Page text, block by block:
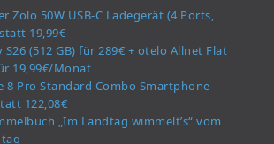
Zolo 50W USB-C Ladegerät (4 Ports,
19,99€
S26 (512 GB) für 289€ + otelo Allnet Flat
19,99€/Monat
8 Pro Standard Combo Smartphone-
122,08€
„Im Landtag wimmelt’s“ vom